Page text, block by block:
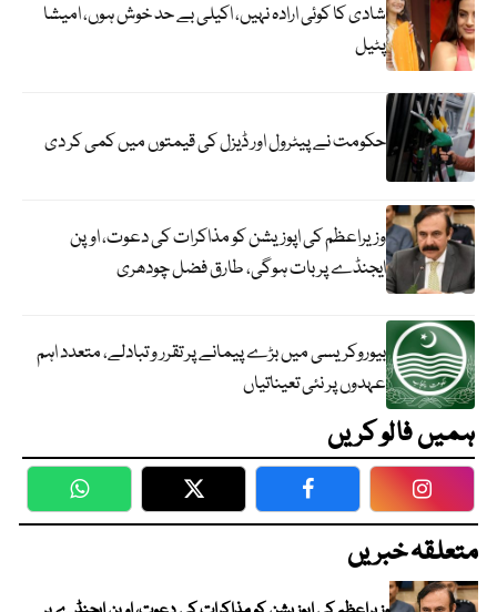
شادی کا کوئی ارادہ نہیں، اکیلی بے حد خوش ہوں، امیشا
پٹیل
حکومت نے پیٹرول اور ڈیزل کی قیمتوں میں کمی کر دی
وزیراعظم کی اپوزیشن کو مذاکرات کی دعوت، اوپن
ایجنڈے پر بات ہوگی، طارق فضل چودھری
بیوروکریسی میں بڑے پیمانے پر تقرر و تبادلے، متعدد اہم
عہدوں پر نئی تعیناتیاں
ہمیں فالو کریں
WhatsApp Twitter Facebook
متعلقہ خبریں